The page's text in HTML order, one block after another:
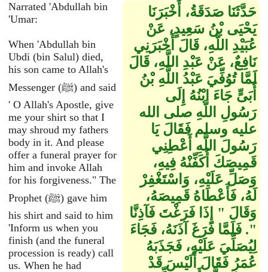
Narrated 'Abdullah bin
'Umar:
When 'Abdullah bin
Ubdi (bin Salul) died,
his son came to Allah's
Messenger (ﷺ) and said
' O Allah's Apostle, give
me your shirt so that I
may shroud my fathers
body in it. And please
offer a funeral prayer for
him and invoke Allah
for his forgiveness." The
Prophet (ﷺ) gave him
his shirt and said to him
'Inform us when you
finish (and the funeral
procession is ready) call
us. When he had
حَدَّثَنَا صَدَقَةُ، أَخْبَرَنَا
يَحْيَى بْنُ سَعِيدٍ، عَنْ
عُبَيْدِ اللَّهِ، قَالَ أَخْبَرَنِي
نَافِعٌ، عَنْ عَبْدِ اللَّهِ، قَالَ
لَمَّا تُوُفِّيَ عَبْدُ اللَّهِ بْنُ
أُبَىٍّ جَاءَ ابْنُهُ إِلَى
رَسُولِ اللَّهِ صلى الله
عليه وسلم فَقَالَ يَا
رَسُولَ اللَّهِ أَعْطِنِي
قَمِيصَكَ أُكَفِّنْهُ فِيهِ،
وَصَلِّ عَلَيْهِ، وَاسْتَغْفِرْ
لَهُ، فَأَعْطَاهُ قَمِيصَهُ،
وَقَالَ ‏"‏ إِذَا فَرَغْتَ فَآذِنَّا
‏"‏‏.‏ فَلَمَّا فَرَغَ آذَنَهُ، فَجَاءَ
لِيُصَلِّيَ عَلَيْهِ، فَجَذَبَهُ
عُمَرُ فَقَالَ أَلَيْسَ قَدْ